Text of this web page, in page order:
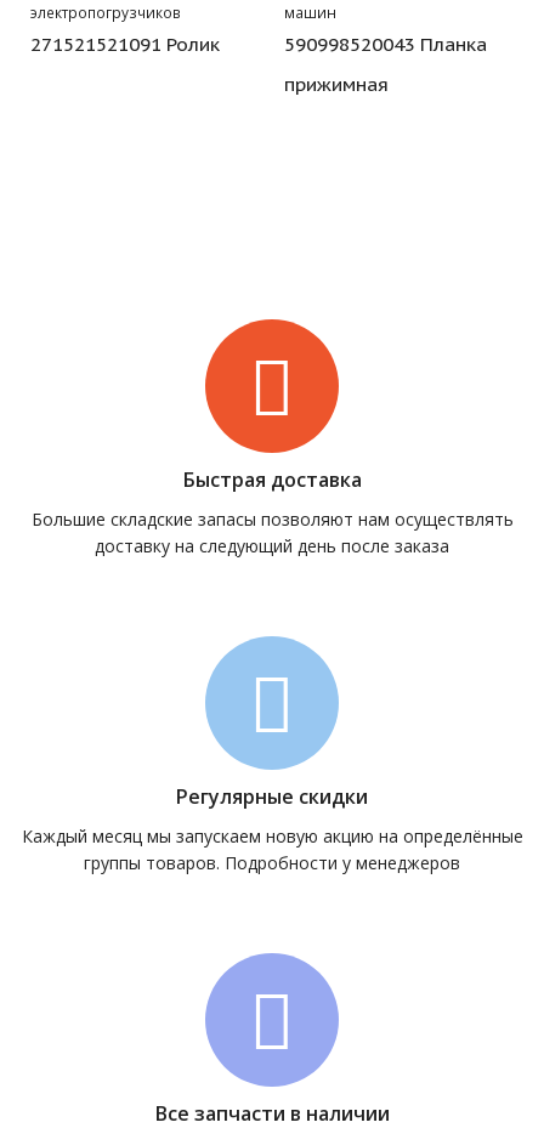
электропогрузчиков
271521521091 Ролик
машин
590998520043 Планка
прижимная
Быстрая доставка
Большие складские запасы позволяют нам осуществлять
доставку на следующий день после заказа
Регулярные скидки
Каждый месяц мы запускаем новую акцию на определённые
группы товаров. Подробности у менеджеров
Все запчасти в наличии